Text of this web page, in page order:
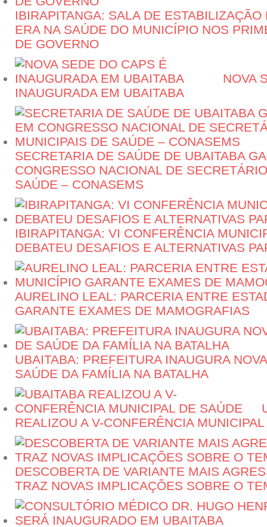
IBIRAPITANGA: SALA DE ESTABILIZAÇÃO
ERA NA SAÚDE DO MUNICÍPIO NOS
DE GOVERNO
NOVA
INAUGURADA EM UBAITABA
SECRETARIA DE SAÚDE DE UBAITABA
CONGRESSO NACIONAL DE
SAÚDE – CONASEMS
IBIRAPITANGA: VI CONFERÊNCIA
DEBATEU DESAFIOS E ALTERNATIVAS
AURELINO LEAL: PARCERIA ENTRE
GARANTE EXAMES DE MAMOGRAFIAS
UBAITABA: PREFEITURA INAUGURA
SAÚDE DA FAMÍLIA NA BATALHA
REALIZOU A V-CONFERÊNCIA
DESCOBERTA DE VARIANTE MAIS
TRAZ NOVAS IMPLICAÇÕES SOBRE O